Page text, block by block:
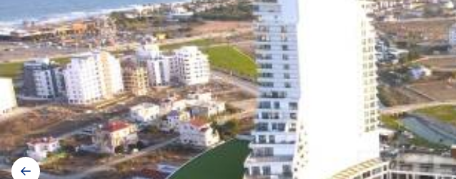
Galerij